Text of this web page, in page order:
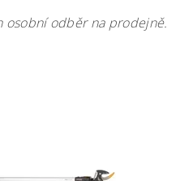
osobní odběr na prodejně.